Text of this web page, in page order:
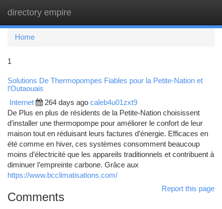
directory empire
Home
1
Solutions De Thermopompes Fiables pour la Petite-Nation et
l’Outaouais
Internet 264 days ago caleb4u01zxt9
De Plus en plus de résidents de la Petite-Nation choisissent
d’installer une thermopompe pour améliorer le confort de leur
maison tout en réduisant leurs factures d’énergie. Efficaces en
été comme en hiver, ces systèmes consomment beaucoup
moins d’électricité que les appareils traditionnels et contribuent à
diminuer l’empreinte carbone. Grâce aux
https://www.bcclimatisations.com/
Report this page
Comments